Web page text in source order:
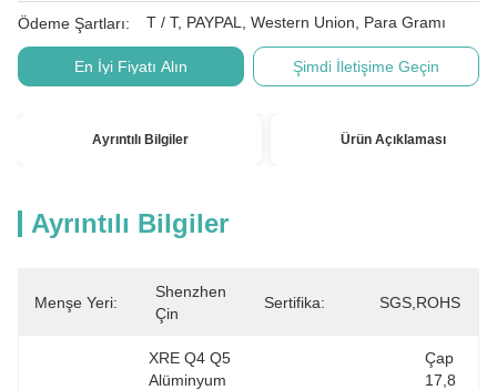
Ödeme Şartları: T / T, PAYPAL, Western Union, Para Gramı
En İyi Fiyatı Alın Şimdi İletişime Geçin
Ayrıntılı Bilgiler Ürün Açıklaması
Ayrıntılı Bilgiler
Menşe Yeri:
Shenzhen
Çin
Sertifika: SGS,ROHS
XRE Q4 Q5
Alüminyum
Çap
17,8